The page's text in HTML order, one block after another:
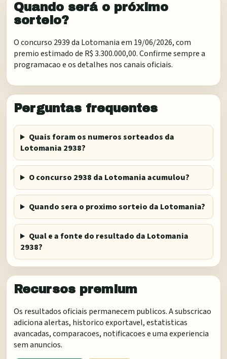
Quando será o próximo
sorteio?
O concurso 2939 da Lotomania em 19/06/2026, com
premio estimado de R$ 3.300.000,00. Confirme sempre a
programacao e os detalhes nos canais oficiais.
Perguntas frequentes
Quais foram os numeros sorteados da
Lotomania 2938?
O concurso 2938 da Lotomania acumulou?
Quando sera o proximo sorteio da Lotomania?
Qual e a fonte do resultado da Lotomania
2938?
Recursos premium
Os resultados oficiais permanecem publicos. A subscricao
adiciona alertas, historico exportavel, estatisticas
avancadas, comparacoes, notificacoes e uma experiencia
sem anuncios.